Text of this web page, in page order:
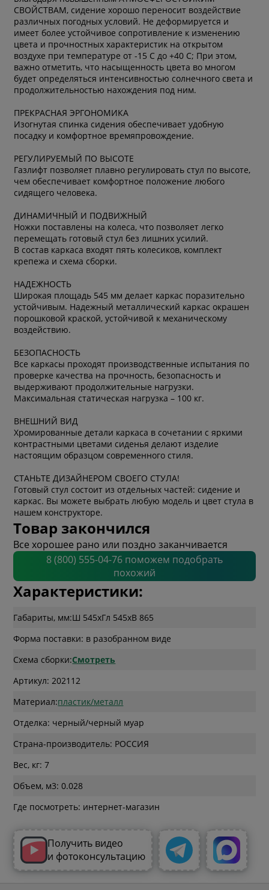
СВОЙСТВАМ, сидение хорошо переносит воздействие
различных погодных условий. Не деформируется и
имеет более устойчивое сопротивление к изменению
цвета и прочностных характеристик на открытом
воздухе при температуре от -15 С до +40 С; При этом,
важно отметить, что насыщенность цвета во многом
будет определяться интенсивностью солнечного света и
продолжительностью нахождения под ним.
ПРЕКРАСНАЯ ЭРГОНОМИКА
Изогнутая спинка сидения обеспечивает удобную
посадку и комфортное времяпровождение.
РЕГУЛИРУЕМЫЙ ПО ВЫСОТЕ
Газлифт позволяет плавно регулировать стул по высоте,
чем обеспечивает комфортное положение любого
сидящего человека.
ДИНАМИЧНЫЙ И ПОДВИЖНЫЙ
Ножки поставлены на колеса, что позволяет легко
перемещать готовый стул без лишних усилий.
В состав каркаса входят пять колесиков, комплект
крепежа и схема сборки.
НАДЕЖНОСТЬ
Широкая площадь 545 мм делает каркас поразительно
устойчивым. Надежный металлический каркас окрашен
порошковой краской, устойчивой к механическому
воздействию.
БЕЗОПАСНОСТЬ
Все каркасы проходят производственные испытания по
проверке качества на прочность, безопасность и
выдерживают продолжительные нагрузки.
Максимальная статическая нагрузка – 100 кг.
ВНЕШНИЙ ВИД
Хромированные детали каркаса в сочетании с яркими
контрастными цветами сиденья делают изделие
настоящим образцом современного стиля.
СТАНЬТЕ ДИЗАЙНЕРОМ СВОЕГО СТУЛА!
Готовый стул состоит из отдельных частей: сидение и
каркас. Вы можете выбрать любую модель и цвет стула в
нашем конструкторе.
Товар закончился
Все хорошее рано или поздно заканчивается
8 (800) 555-04-76 поможем подобрать
похожий
Характеристики:
Габариты, мм:Ш 545xГл 545xВ 865
Форма поставки: в разобранном виде
Схема сборки:Смотреть
Артикул: 202112
Материал:пластик/металл
Отделка: черный/черный муар
Страна-производитель: РОССИЯ
Вес, кг: 7
Объем, м3: 0.028
Где посмотреть: интернет-магазин
Получить видео
и фотоконсультацию